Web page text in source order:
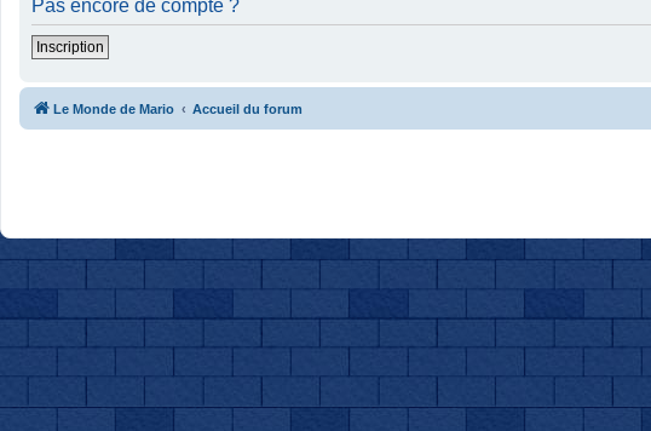
Pas encore de compte ?
Inscription
Le Monde de Mario Accueil du forum